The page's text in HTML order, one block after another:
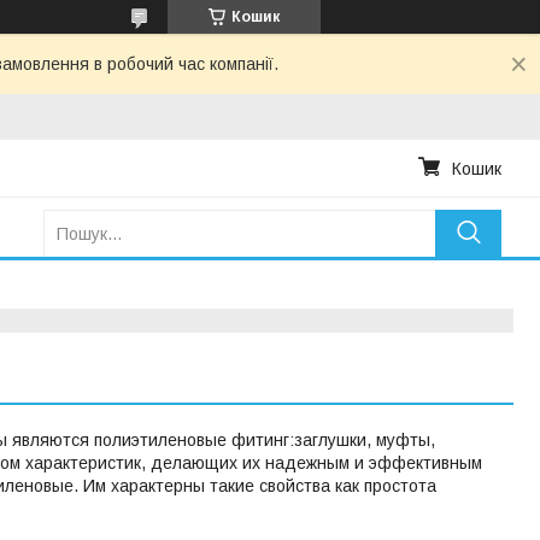
Кошик
в робочий час компанії.
Кошик
полиэтиленовые фитинг:заглушки, муфты,
характеристик, делающих их надежным и эффективным
Им характерны такие свойства как простота